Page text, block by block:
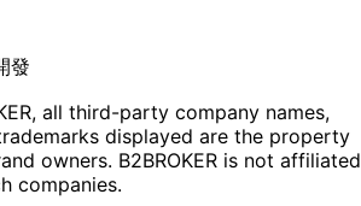
發
all third-party company names,
displayed are the property
owners. B2BROKER is not affiliated
companies.